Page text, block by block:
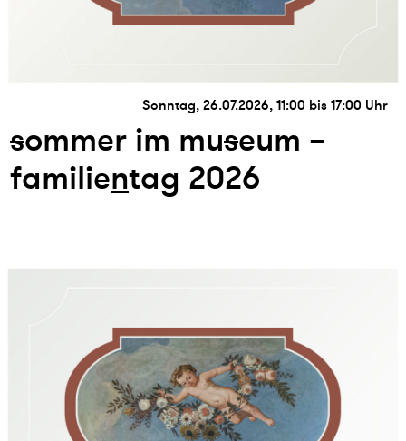
Sonntag, 26.07.2026, 11:00 bis 17:00 Uhr
sommer im museum –
familientag 2026